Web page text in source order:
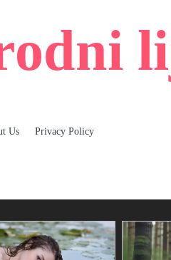
Us Privacy Policy